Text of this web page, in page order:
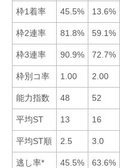
枠1着率 45.5% 13.6%
枠2連率 81.8% 59.1%
枠3連率 90.9% 72.7%
枠別コ率 1.00 2.00
能力指数 48 52
平均ST 13 16
平均ST順 2.5 3.0
逃し率* 45.5% 63.6%